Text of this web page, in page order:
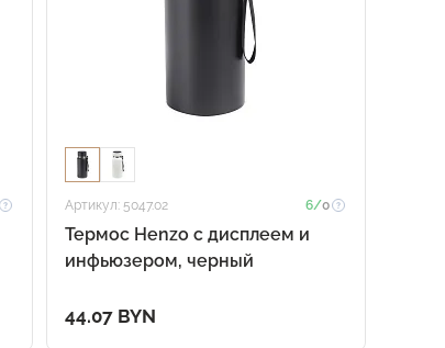
Артикул: 5047.02 6/0
Термос Henzo с дисплеем и
инфьюзером, черный
44.07 BYN